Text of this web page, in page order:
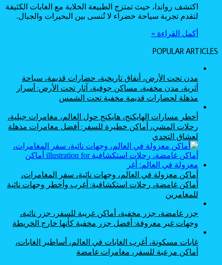
اكتشف رواندا، حيث تمتزج الطبيعة الخلابة مع الغابات الكثيفة
لتقدم تجربة سياحة خضراء لا تُنسى بين البحيرات والجبال.
أكمل القراءة »
POPULAR ARTICLES
مدن تحت الأرض، أنفاق تاريخية، حضارات قديمة، سياحة
أثرية، مدن مخفية، مساكن جوفية، آثار تحت الأرض: أسرار
مذهلة لحضارات قديمة مخفية تحت الشمس
أخطر مسارات الهايكنج، هايكنج حول العالم، مغامرات جبلية،
رحلات المشي، أماكن خطيرة للسفر: أفضل مغامرات مذهلة
لعشاق التحدي
أماكن معزولة في العالم، وجهات نائية، سفر المغامرات،
أماكن غامضة، رحلات استكشافية: أغرب وأخطر وجهات نائية
للمغامرين
جزر غامضة، جزر مخفية، أماكن غريبة للسفر، جزر نائية،
وجهات غير معروفة: أفضل جزر مخفية كأنها خارج الخريطة
غابات مسكونة، أغرب الغابات في العالم، أساطير الغابات،
أماكن مرعبة للسفر، مغامرات غامضة